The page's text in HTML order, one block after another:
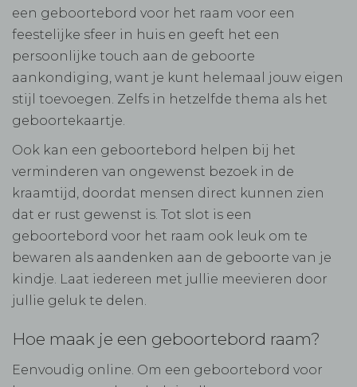
een geboortebord voor het raam voor een
feestelijke sfeer in huis en geeft het een
persoonlijke touch aan de geboorte
aankondiging, want je kunt helemaal jouw eigen
stijl toevoegen. Zelfs in hetzelfde thema als het
geboortekaartje.
Ook kan een geboortebord helpen bij het
verminderen van ongewenst bezoek in de
kraamtijd, doordat mensen direct kunnen zien
dat er rust gewenst is. Tot slot is een
geboortebord voor het raam ook leuk om te
bewaren als aandenken aan de geboorte van je
kindje. Laat iedereen met jullie meevieren door
jullie geluk te delen.
Hoe maak je een geboortebord raam?
Eenvoudig online. Om een geboortebord voor